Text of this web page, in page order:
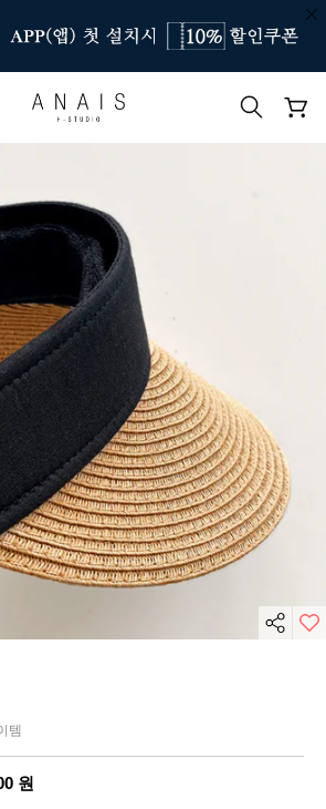
7%할인 #아나이스 제작
#당일발송 #BEST OF BEST
템
원